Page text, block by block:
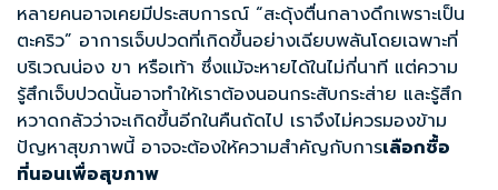
หลายคนอาจเคยมีประสบการณ์ “สะดุ้งตื่นกลางดึกเพราะเป็น
ตะคริว” อาการเจ็บปวดที่เกิดขึ้นอย่างเฉียบพลันโดยเฉพาะที่
บริเวณน่อง ขา หรือเท้า ซึ่งแม้จะหายได้ในไม่กี่นาที แต่ความ
รู้สึกเจ็บปวดนั้นอาจทำให้เราต้องนอนกระสับกระส่าย และรู้สึก
หวาดกลัวว่าจะเกิดขึ้นอีกในคืนถัดไป เราจึงไม่ควรมองข้าม
ปัญหาสุขภาพนี้ อาจจะต้องให้ความสำคัญกับการเลือกซื้อ
ที่นอนเพื่อสุขภาพ